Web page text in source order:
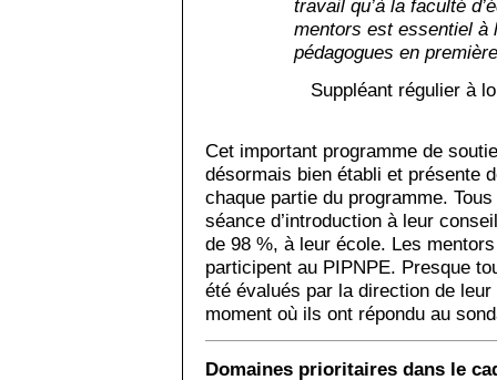
travail qu’à la faculté
mentors est essentiel à
pédagogues en
Suppléant régulier à
Cet important programme de
désormais bien établi et présente
chaque partie du programme.
séance d’introduction à leur
de 98 %, à leur école. Les
participent au PIPNPE. Presque
été évalués par la direction de
moment où ils ont répondu au
Domaines prioritaires dans le